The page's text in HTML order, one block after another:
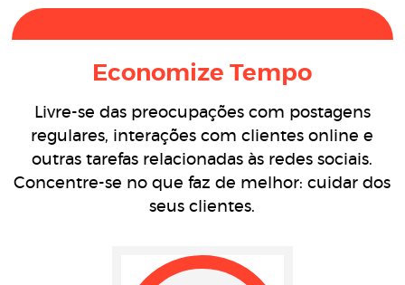
Economize Tempo
Livre-se das preocupações com postagens
regulares, interações com clientes online e
outras tarefas relacionadas às redes sociais.
Concentre-se no que faz de melhor: cuidar dos
seus clientes.